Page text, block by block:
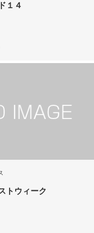
１４
トウィーク